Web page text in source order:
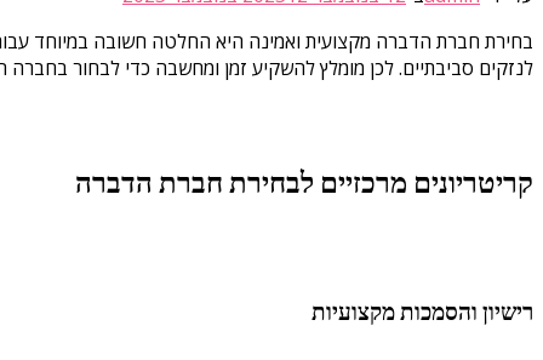
בחירת חברת הדברה מקצועית ואמינה היא החלטה חשובה במיוחד
לנזקים סביבתיים. לכן מומלץ להשקיע זמן ומחשבה כדי לבחור
קריטריונים מרכזיים לבחירת חברת הדברה
רישיון והסמכות מקצועיות